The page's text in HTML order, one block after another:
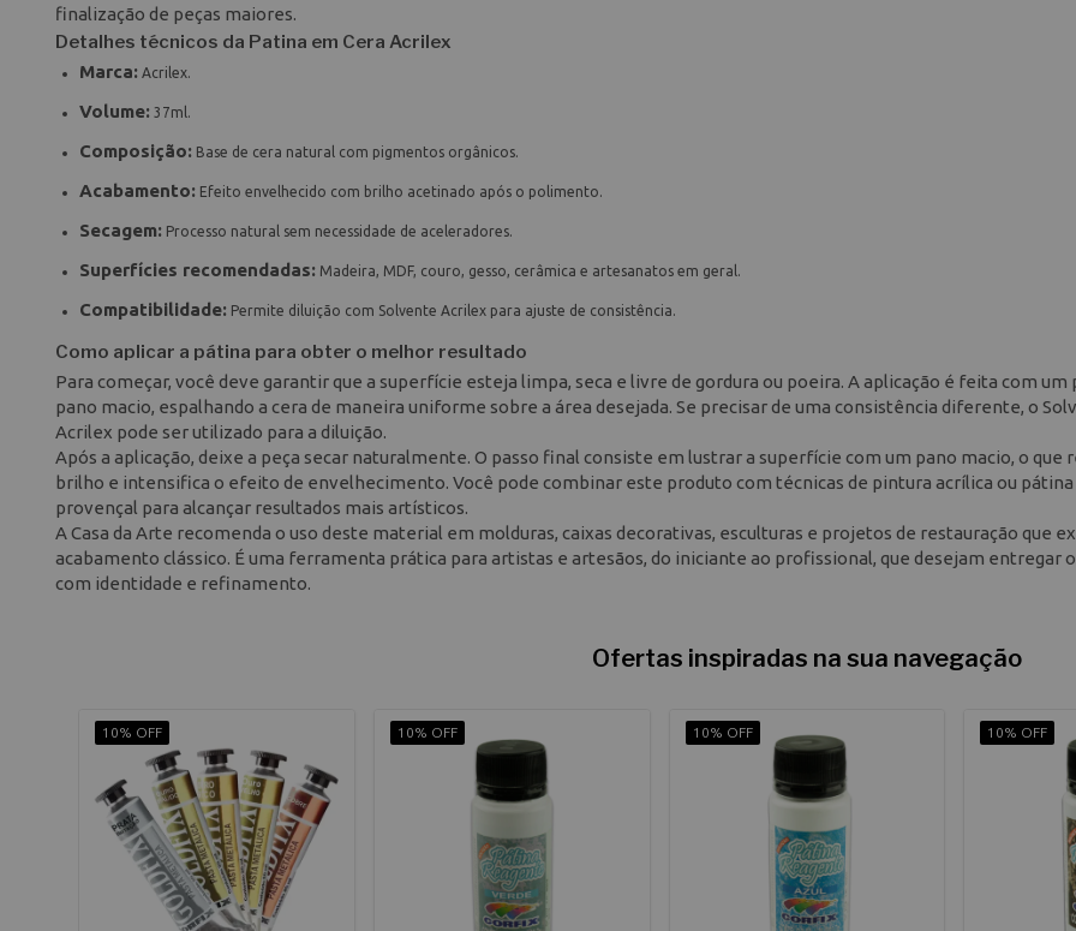
finalização de peças maiores.
Detalhes técnicos da Patina em Cera Acrilex
Marca: Acrilex.
Volume: 37ml.
Composição: Base de cera natural com pigmentos orgânicos.
Acabamento: Efeito envelhecido com brilho acetinado após o polimento.
Secagem: Processo natural sem necessidade de aceleradores.
Superfícies recomendadas: Madeira, MDF, couro, gesso, cerâmica e artesanatos em geral.
Compatibilidade: Permite diluição com Solvente Acrilex para ajuste de consistência.
Como aplicar a pátina para obter o melhor resultado
Para começar, você deve garantir que a superfície esteja limpa, seca e livre de gordura ou poeira. A aplicação é feita com um
pano macio, espalhando a cera de maneira uniforme sobre a área desejada. Se precisar de uma consistência diferente, o
Acrilex pode ser utilizado para a diluição.
Após a aplicação, deixe a peça secar naturalmente. O passo final consiste em lustrar a superfície com um pano macio, o que
brilho e intensifica o efeito de envelhecimento. Você pode combinar este produto com técnicas de pintura acrílica ou pátina
provençal para alcançar resultados mais artísticos.
A Casa da Arte recomenda o uso deste material em molduras, caixas decorativas, esculturas e projetos de restauração que
acabamento clássico. É uma ferramenta prática para artistas e artesãos, do iniciante ao profissional, que desejam entregar
com identidade e refinamento.
Ofertas inspiradas na sua navegação
10% OFF 10% OFF 10% OFF 10% OFF